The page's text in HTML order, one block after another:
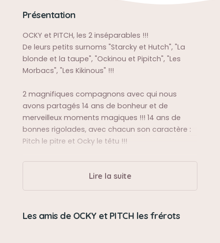
Présentation
OCKY et PITCH, les 2 inséparables !!!
De leurs petits surnoms "Starcky et Hutch", "La
blonde et la taupe", "Ockinou et Pipitch", "Les
Morbacs", "Les Kikinous" !!!
2 magnifiques compagnons avec qui nous
avons partagés 14 ans de bonheur et de
merveilleux moments magiques !!! 14 ans de
bonnes rigolades, avec chacun son caractère :
Pitch le pitre et Ocky le têtu !!!
Pitch, nous a quitté en août 2019, et Ocky qui se
languissait de son frère l'a rejoint en février 2020.
Lire la suite
Les amis de OCKY et PITCH les frérots